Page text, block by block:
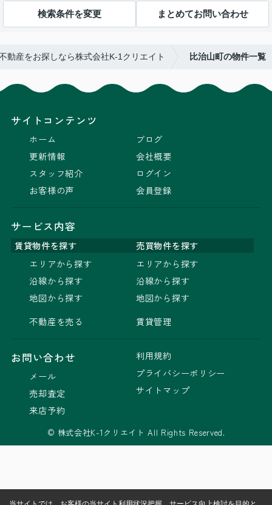
検索条件を変更 まとめてお問い合わせ
動産をお探しなら株式会社K-1クリエイト 比治山町の物件一覧
サイトコンテンツ
ホーム
更新情報
スタッフ紹介
お客様の声
ブログ
会社概要
ログイン
会員登録
サービス内容
賃貸物件を探す
売買物件を探す
エリアから探す
沿線から探す
地図から探す
不動産を売る
エリアから探す
沿線から探す
地図から探す
賃貸管理
お問い合わせ
メール
売却査定
来店予約
利用規約
プライバシーポリシー
サイトマップ
© 株式会社K-1クリエイト All Rights Reserved.